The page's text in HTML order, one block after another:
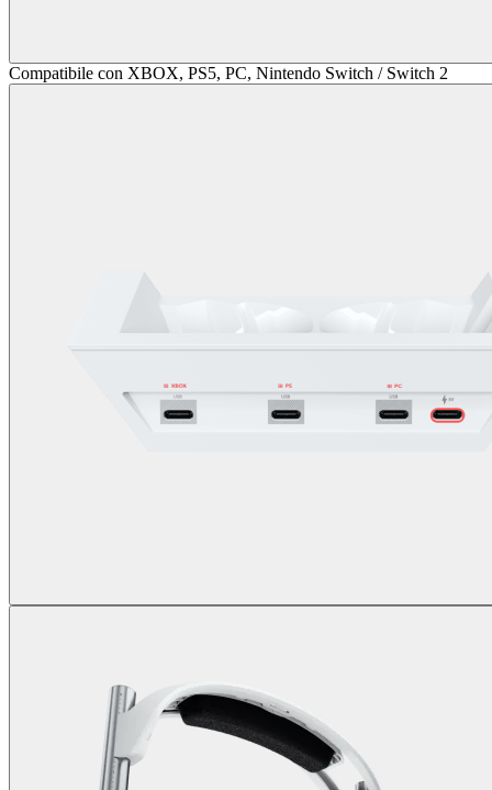
Compatibile con XBOX, PS5, PC, Nintendo Switch / Switch 2